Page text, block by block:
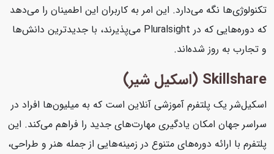
تکنولوژی‌ها نگه می‌دارد. این امر به کاربران این اطمینان را می‌دهد
که دوره‌هایی که در Pluralsight می‌پذیرند، با جدیدترین دانش‌ها
و تجارب به روز شده‌اند.
Skillshare (اسکیل شیر)
اسکیل‌شر یک پلتفرم آموزشی آنلاین است که به میلیون‌ها افراد در
سراسر جهان امکان یادگیری مهارت‌های جدید را فراهم می‌کند. این
پلتفرم با ارائه دوره‌های متنوع در زمینه‌هایی از جمله هنر و طراحی،